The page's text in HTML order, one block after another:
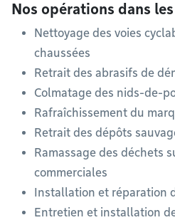
Nos opérations dans
Nettoyage des voies
chaussées
Retrait des abrasifs de
Colmatage des nids-de-
Rafraîchissement du
Retrait des dépôts
Ramassage des déchets
commerciales
Installation et réparation
Entretien et installation